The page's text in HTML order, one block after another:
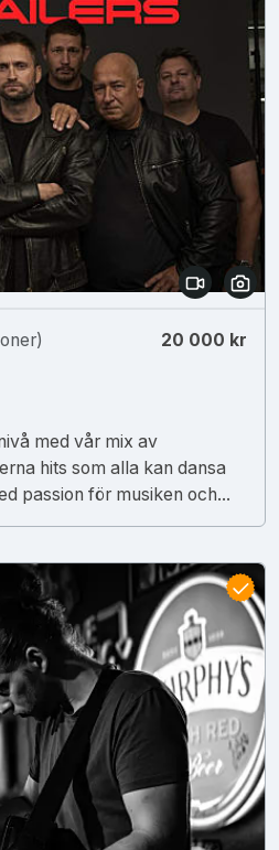
20 000 kr
med vår mix av
hits som alla kan dansa
passion för musiken och...